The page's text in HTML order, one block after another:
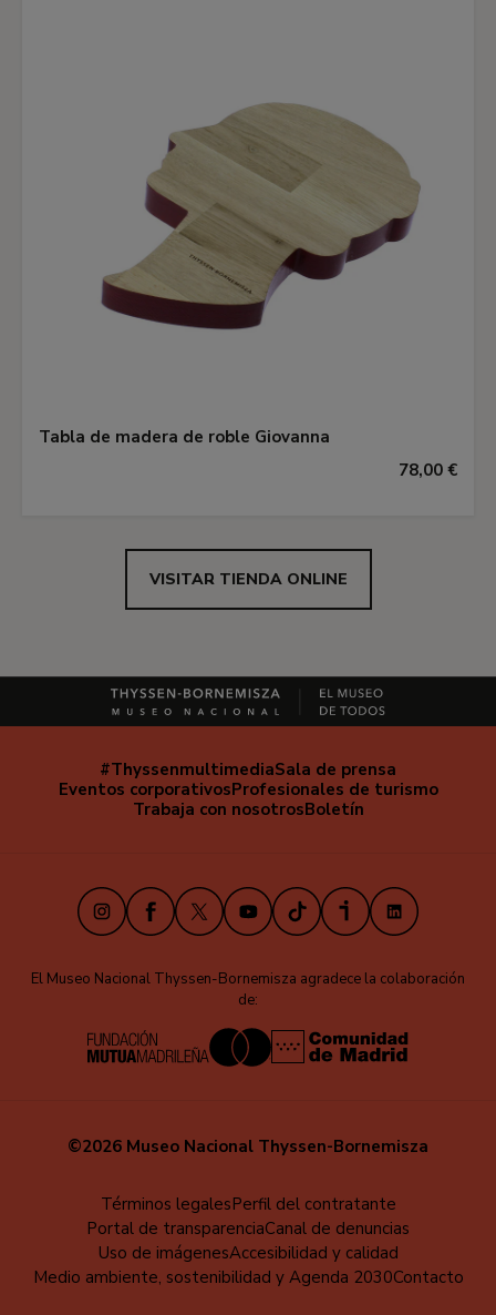
Tabla de madera de roble Giovanna
78,00 €
VISITAR TIENDA ONLINE
Navegación
secundaria
#ThyssenmultimediaSala de prensa
Eventos corporativosProfesionales de turismo
Trabaja con nosotrosBoletín
InstagramFacebook
X YoutubeTikTokiVooxLinkedIn
El Museo Nacional Thyssen-Bornemisza agradece la colaboración
de:
©2026 Museo Nacional Thyssen-Bornemisza
pie
Términos legalesPerfil del contratante
Portal de transparenciaCanal de denuncias
Uso de imágenesAccesibilidad y calidad
Medio ambiente, sostenibilidad y Agenda 2030Contacto